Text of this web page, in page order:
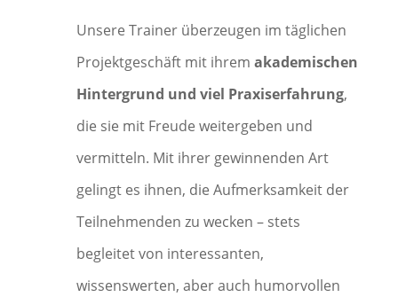
Unsere Trainer überzeugen im täglichen
Projektgeschäft mit ihrem akademischen
Hintergrund und viel Praxiserfahrung,
die sie mit Freude weitergeben und
vermitteln. Mit ihrer gewinnenden Art
gelingt es ihnen, die Aufmerksamkeit der
Teilnehmenden zu wecken – stets
begleitet von interessanten,
wissenswerten, aber auch humorvollen